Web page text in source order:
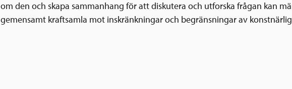
om den och skapa sammanhang för att diskutera och utforska frågan kan
gemensamt kraftsamla mot inskränkningar och begränsningar av